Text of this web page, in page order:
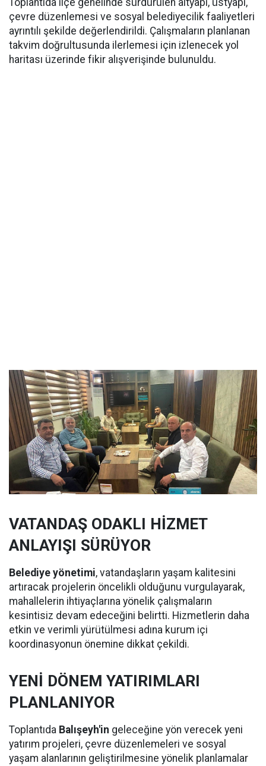
Toplantıda ilçe genelinde sürdürülen altyapı, üstyapı,
çevre düzenlemesi ve sosyal belediyecilik faaliyetleri
ayrıntılı şekilde değerlendirildi. Çalışmaların planlanan
takvim doğrultusunda ilerlemesi için izlenecek yol
haritası üzerinde fikir alışverişinde bulunuldu.
VATANDAŞ ODAKLI HİZMET
ANLAYIŞI SÜRÜYOR
Belediye yönetimi, vatandaşların yaşam kalitesini
artıracak projelerin öncelikli olduğunu vurgulayarak,
mahallelerin ihtiyaçlarına yönelik çalışmaların
kesintisiz devam edeceğini belirtti. Hizmetlerin daha
etkin ve verimli yürütülmesi adına kurum içi
koordinasyonun önemine dikkat çekildi.
YENİ DÖNEM YATIRIMLARI
PLANLANIYOR
Toplantıda Balışeyh'in geleceğine yön verecek yeni
yatırım projeleri, çevre düzenlemeleri ve sosyal
yaşam alanlarının geliştirilmesine yönelik planlamalar